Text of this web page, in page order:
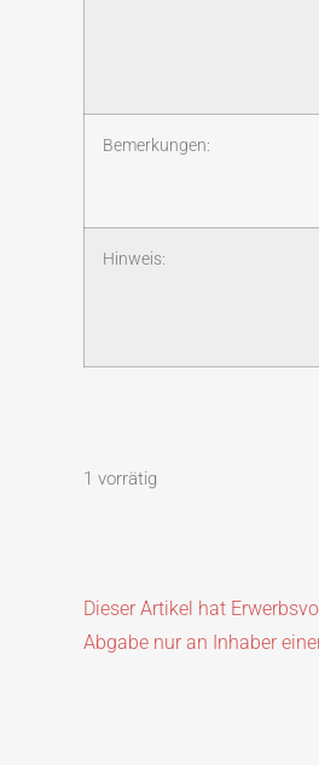
Bemerkungen:
Hinweis:
1 vorrätig
Dieser Artikel hat
Abgabe nur an Inhaber